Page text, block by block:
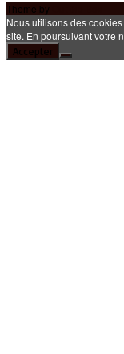
Theme by
Nous utilisons des
site. En poursuivant votre
Accepter